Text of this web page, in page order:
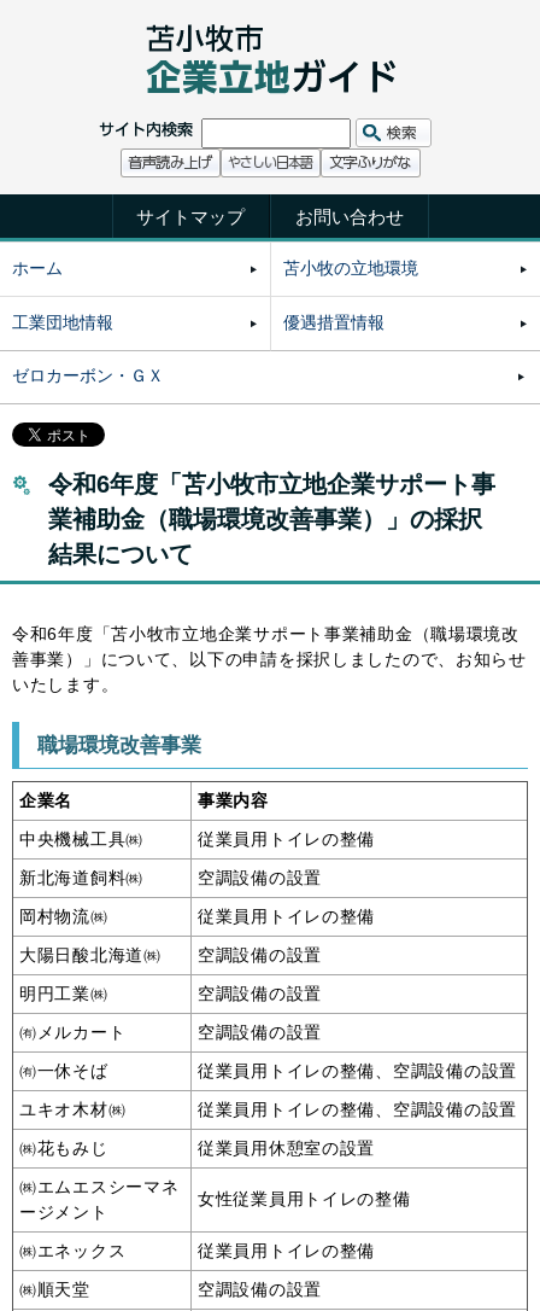
サイトマップ お問い合わせ
ホーム 苫小牧の立地環境
工業団地情報 優遇措置情報
ゼロカーボン・ＧＸ
令和6年度「苫小牧市立地企業サポート事
業補助金（職場環境改善事業）」の採択
結果について
令和6年度「苫小牧市立地企業サポート事業補助金（職場環境改
善事業）」について、以下の申請を採択しましたので、お知らせ
いたします。
職場環境改善事業
企業名
事業内容
中央機械工具㈱
従業員用トイレの整備
新北海道飼料㈱
空調設備の設置
岡村物流㈱
従業員用トイレの整備
大陽日酸北海道㈱
空調設備の設置
明円工業㈱
空調設備の設置
㈲メルカート
空調設備の設置
㈲一休そば
従業員用トイレの整備、空調設備の設置
ユキオ木材㈱
従業員用トイレの整備、空調設備の設置
㈱花もみじ
従業員用休憩室の設置
㈱エムエスシーマネ
ージメント
女性従業員用トイレの整備
㈱エネックス
従業員用トイレの整備
㈱順天堂
空調設備の設置